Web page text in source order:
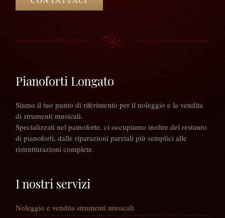
Pianoforti Longato
Siamo il tuo punto di riferimento per il noleggio e la vendita
di strumenti musicali.
Specializzati nel painoforte, ci occupiamo inoltre del restauro
di pianoforti, dalle riparazioni parziali più semplici alle
ristrutturazioni complete.
I nostri servizi
Noleggio e vendita strumenti musicali